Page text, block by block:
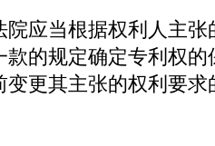
应当根据权利人主张
款的规定确定专利权
变更其主张的权利要